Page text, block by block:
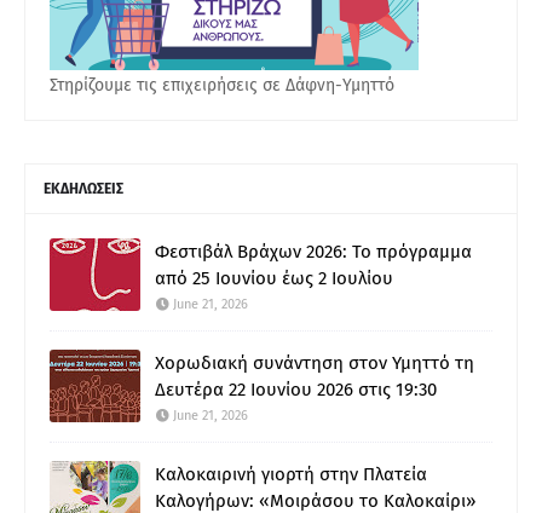
Στηρίζουμε τις επιχειρήσεις σε Δάφνη-Υμηττό
ΕΚΔΗΛΩΣΕΙΣ
Φεστιβάλ Βράχων 2026: Το πρόγραμμα
από 25 Ιουνίου έως 2 Ιουλίου
June 21, 2026
Χορωδιακή συνάντηση στον Υμηττό τη
Δευτέρα 22 Ιουνίου 2026 στις 19:30
June 21, 2026
Καλοκαιρινή γιορτή στην Πλατεία
Καλογήρων: «Μοιράσου το Καλοκαίρι»